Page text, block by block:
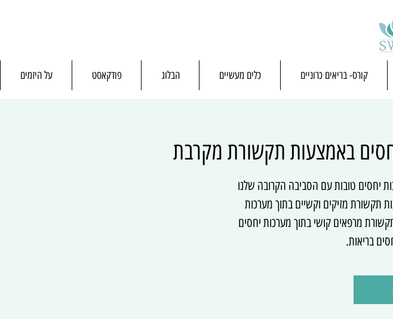
קורס- בריאים כרוניים כלים מעשיים הבלוג פודקאסט על היזמים
באמצעות תקשורת מקרבת
יחסים טובות עם הסביבה הקרובה שלנו
תקשורת מזיקים וקשיים בתוך מערכות
מרפאים קושי בתוך מערכות יחסים
בריאות.